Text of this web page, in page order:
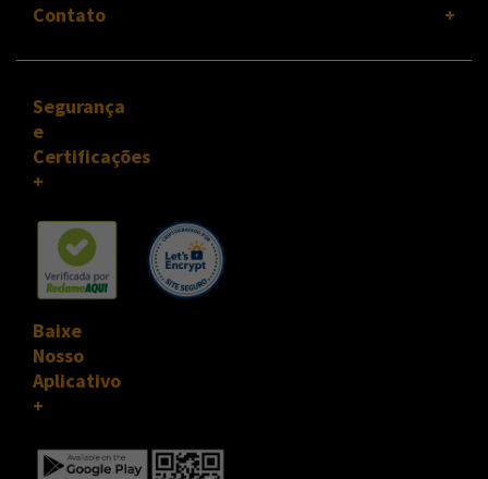
Contato
Segurança
e
Certificações
Baixe
Nosso
Aplicativo